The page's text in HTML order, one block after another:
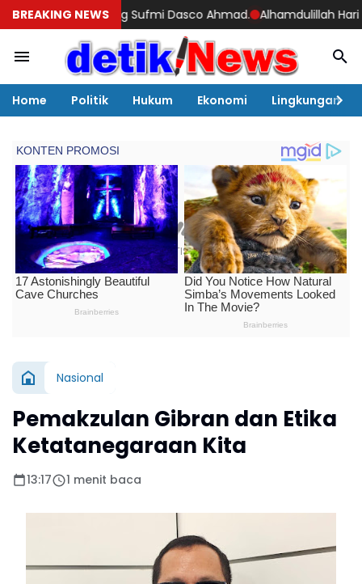
BREAKING NEWS
Sufmi Dasco Ahmad. Alhamdulillah Hari ini
Home Politik Hukum Ekonomi Lingkungan
Nasional
Pemakzulan Gibran dan Etika
Ketatanegaraan Kita
13:17 1 menit baca